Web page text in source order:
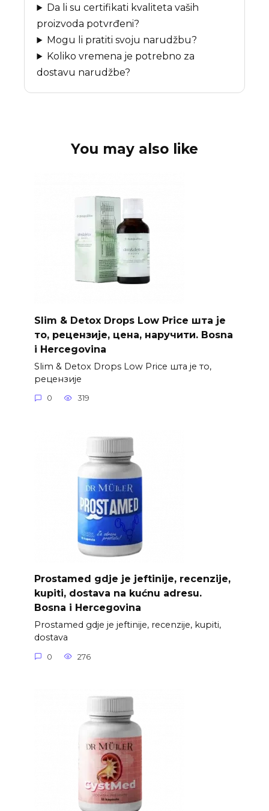
Da li su certifikati kvaliteta vaših
proizvoda potvrđeni?
Mogu li pratiti svoju narudžbu?
Koliko vremena je potrebno za
dostavu narudžbe?
You may also like
Slim & Detox Drops Low Price шта је
то, рецензије, цена, наручити. Bosna
i Hercegovina
Slim & Detox Drops Low Price шта је то,
рецензије
0 319
Prostamed gdje je jeftinije, recenzije,
kupiti, dostava na kućnu adresu.
Bosna i Hercegovina
Prostamed gdje je jeftinije, recenzije, kupiti,
dostava
0 276